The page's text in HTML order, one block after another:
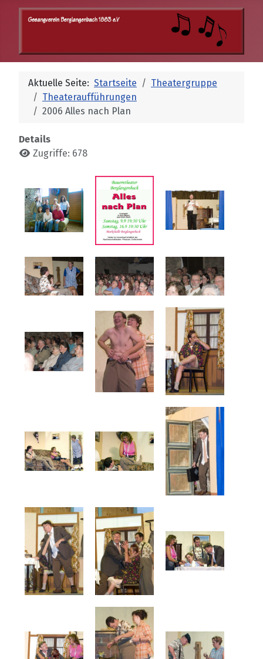
Aktuelle Seite: Startseite
Theatergruppe
Theateraufführungen
2006 Alles nach Plan
Details
Zugriffe: 678